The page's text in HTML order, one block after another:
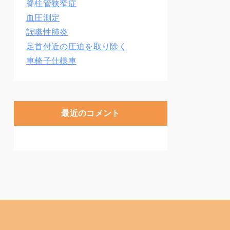
脊柱管狭窄症
血圧測定
誤嚥性肺炎
足首付近の圧迫を取り除く
車椅子仕様車
最近のコメント